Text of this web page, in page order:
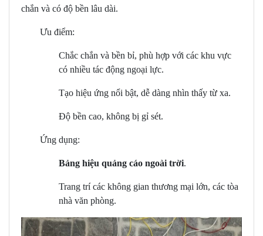
chắn và có độ bền lâu dài.
Ưu điểm:
Chắc chắn và bền bỉ, phù hợp với các khu vực
có nhiều tác động ngoại lực.
Tạo hiệu ứng nổi bật, dễ dàng nhìn thấy từ xa.
Độ bền cao, không bị gỉ sét.
Ứng dụng:
Bảng hiệu quảng cáo ngoài trời.
Trang trí các không gian thương mại lớn, các tòa
nhà văn phòng.